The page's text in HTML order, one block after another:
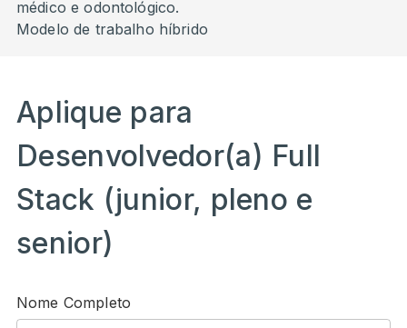
médico e odontológico.
Modelo de trabalho híbrido
Aplique para
Desenvolvedor(a) Full
Stack (junior, pleno e
senior)
Nome Completo